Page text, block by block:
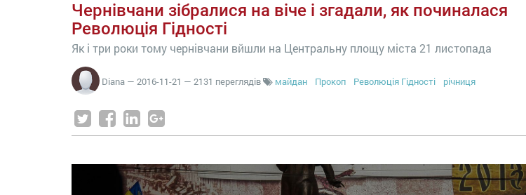
Чернівчани зібралися на віче і згадали, як починалася
Революція Гідності
Як і три роки тому чернівчани вйшли на Центральну площу міста 21 листопада
Diana — 2016-11-21 — 2131 переглядів майдан Прокоп Революція Гідності річниця